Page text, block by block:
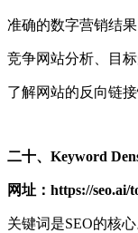
准确的数字营销结果
竞争网站分析、目
了解网站的反向链
二十、Keyword
网址：https://seo.ai/
关键词是SEO的核